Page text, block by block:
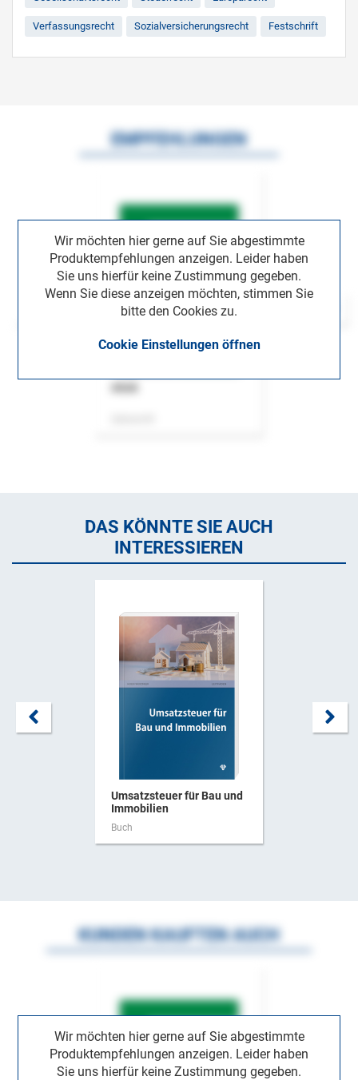
Verfassungsrecht Sozialversicherungsrecht Festschrift
Wir möchten hier gerne auf Sie abgestimmte
Produktempfehlungen anzeigen. Leider haben
Sie uns hierfür keine Zustimmung gegeben.
Wenn Sie diese anzeigen möchten, stimmen Sie
bitte den Cookies zu.
Cookie Einstellungen öffnen
EMPFEHLUNGEN
DAS KÖNNTE SIE AUCH
INTERESSIEREN
Umsatzsteuer für Bau und
Immobilien
Buch
Wir möchten hier gerne auf Sie abgestimmte
Produktempfehlungen anzeigen. Leider haben
Sie uns hierfür keine Zustimmung gegeben.
KUNDEN KAUFTEN AUCH